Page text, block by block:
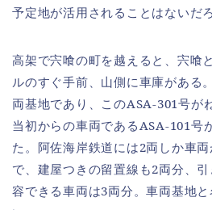
予定地が活用されることはないだろ
高架で宍喰の町を越えると、宍喰
ルのすぐ手前、山側に車庫がある
両基地であり、このASA-301号が
当初からの車両であるASA-101号
た。阿佐海岸鉄道には2両しか車
で、建屋つきの留置線も2両分、
容できる車両は3両分。車両基地